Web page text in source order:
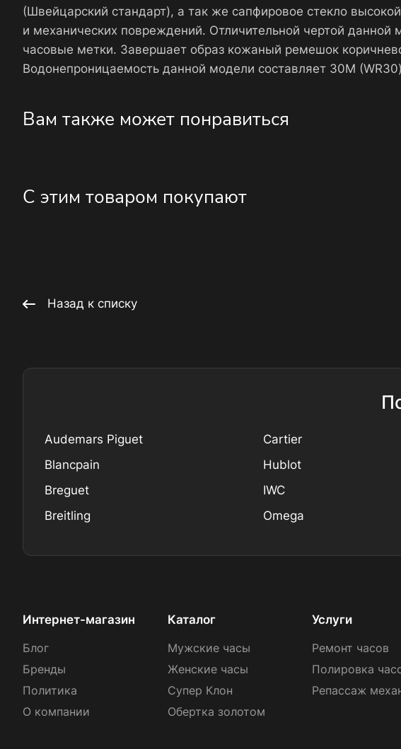
(Швейцарский стандарт), а так же сапфировое стекло
и механических повреждений. Отличительной чертой
часовые метки. Завершает образ кожаный ремешок
Водонепроницаемость данной модели составляет 30М
Вам также может понравиться
С этим товаром покупают
Назад к списку
Audemars Piguet
Blancpain
Breguet
Breitling
Cartier
Hublot
IWC
Omega
Интернет-магазин
Блог
Бренды
Политика
О компании
Каталог
Мужские часы
Женские часы
Супер Клон
Обертка золотом
Услуги
Ремонт часов
Полировка
Репассаж